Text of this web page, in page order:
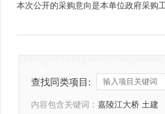
本次公开的采购意向是本单位政府采购
查找同类项目:
内容包含关键词： 嘉陵江大桥 土建